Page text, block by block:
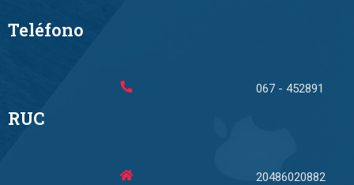
Teléfono
067 - 452891
RUC
20486020882